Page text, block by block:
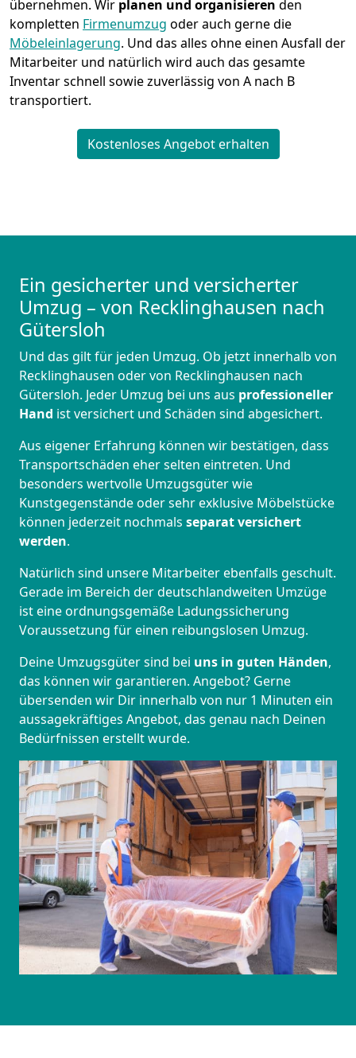
übernehmen. Wir planen und organisieren den
kompletten Firmenumzug oder auch gerne die
Möbeleinlagerung. Und das alles ohne einen Ausfall der
Mitarbeiter und natürlich wird auch das gesamte
Inventar schnell sowie zuverlässig von A nach B
transportiert.
Kostenloses Angebot erhalten
Ein gesicherter und versicherter
Umzug – von Recklinghausen nach
Gütersloh
Und das gilt für jeden Umzug. Ob jetzt innerhalb von
Recklinghausen oder von Recklinghausen nach
Gütersloh. Jeder Umzug bei uns aus professioneller
Hand ist versichert und Schäden sind abgesichert.
Aus eigener Erfahrung können wir bestätigen, dass
Transportschäden eher selten eintreten. Und
besonders wertvolle Umzugsgüter wie
Kunstgegenstände oder sehr exklusive Möbelstücke
können jederzeit nochmals separat versichert
werden.
Natürlich sind unsere Mitarbeiter ebenfalls geschult.
Gerade im Bereich der deutschlandweiten Umzüge
ist eine ordnungsgemäße Ladungssicherung
Voraussetzung für einen reibungslosen Umzug.
Deine Umzugsgüter sind bei uns in guten Händen,
das können wir garantieren. Angebot? Gerne
übersenden wir Dir innerhalb von nur 1 Minuten ein
aussagekräftiges Angebot, das genau nach Deinen
Bedürfnissen erstellt wurde.